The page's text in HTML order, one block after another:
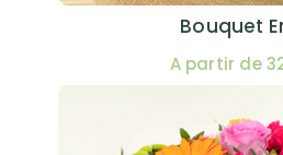
Bouquet
A partir de